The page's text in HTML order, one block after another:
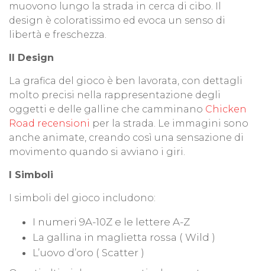
muovono lungo la strada in cerca di cibo. Il
design è coloratissimo ed evoca un senso di
libertà e freschezza.
Il Design
La grafica del gioco è ben lavorata, con dettagli
molto precisi nella rappresentazione degli
oggetti e delle galline che camminano Chicken
Road recensioni per la strada. Le immagini sono
anche animate, creando così una sensazione di
movimento quando si avviano i giri.
I Simboli
I simboli del gioco includono:
I numeri 9A-10Z e le lettere A-Z
La gallina in maglietta rossa ( Wild )
L’uovo d’oro ( Scatter )